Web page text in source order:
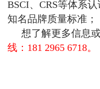
BSCI、CRS等体系
知名品牌质量标准；
想了解更多信息
线：181 2965 6718。